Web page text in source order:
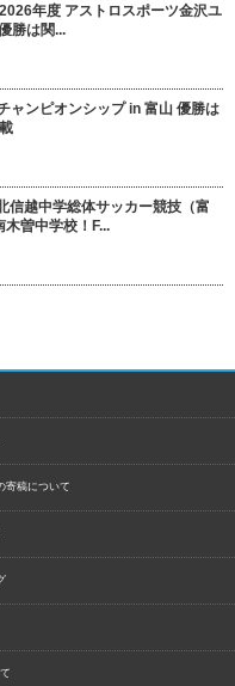
年度 アストロスポーツ金沢ユ
勝は関...
ャンピオンシップ in 富山 優勝は
信越中学総体サッカー競技（富
木曽中学校！F...
寄稿について